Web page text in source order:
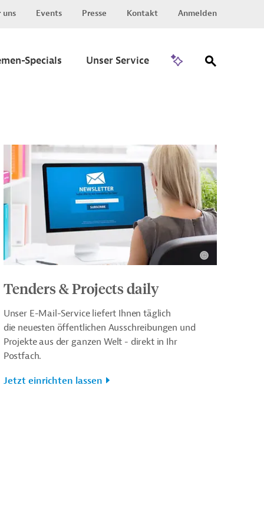
uns Events Presse Kontakt Anmelden
Specials Unser Service
Tenders & Projects daily
Unser E-Mail-Service liefert Ihnen täglich
die neuesten öffentlichen Ausschreibungen und
Projekte aus der ganzen Welt - direkt in Ihr
Postfach.
Jetzt einrichten lassen